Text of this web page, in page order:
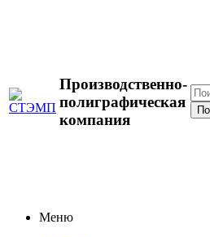
Производственно-
полиграфическая
компания
Меню